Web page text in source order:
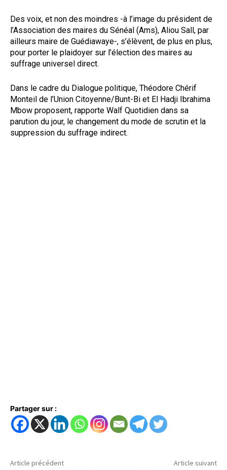
Des voix, et non des moindres -à l’image du président de
l’Association des maires du Sénéal (Ams), Aliou Sall, par
ailleurs maire de Guédiawaye-, s’élèvent, de plus en plus,
pour porter le plaidoyer sur l’élection des maires au
suffrage universel direct.
Dans le cadre du Dialogue politique, Théodore Chérif
Monteil de l’Union Citoyenne/Bunt-Bi et El Hadji Ibrahima
Mbow proposent, rapporte Walf Quotidien dans sa
parution du jour, le changement du mode de scrutin et la
suppression du suffrage indirect.
Partager sur :
Article précédent Article suivant